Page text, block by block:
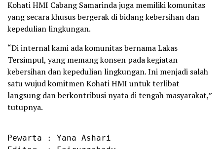
Kohati HMI Cabang Samarinda juga memiliki komunitas
yang secara khusus bergerak di bidang kebersihan dan
kepedulian lingkungan.
“Di internal kami ada komunitas bernama Lakas
Tersimpul, yang memang konsen pada kegiatan
kebersihan dan kepedulian lingkungan. Ini menjadi salah
satu wujud komitmen Kohati HMI untuk terlibat
langsung dan berkontribusi nyata di tengah masyarakat,”
tutupnya.
Pewarta : Yana Ashari